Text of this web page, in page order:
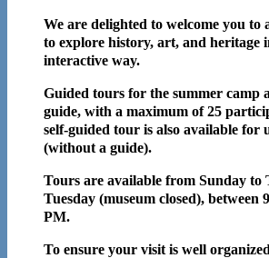
We are delighted to welcome you to
to explore history, art, and heritage
interactive way.
Guided tours for the summer camp
guide, with a maximum of 25
self-guided tour is also available for
(without a guide).
Tours are available from Sunday to
Tuesday (museum closed), between
PM.
To ensure your visit is well